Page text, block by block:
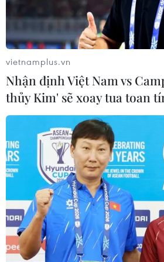
Lần đầu tiên phát hiện virus
tại Tây Phi
29/01/2019 03:53
Các nhà khoa học từ Đại học Columbia, Mỹ, đã
và các kháng thể với virus Ebola trong cơ thể
rác tại tỉnh Nimna của Liberia.
vietnamplus.vn
Nhận định Việt Nam vs
thủy Kim' sẽ xoay tua toan